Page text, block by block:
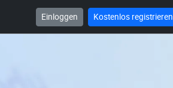
Einloggen Kostenlos registrieren